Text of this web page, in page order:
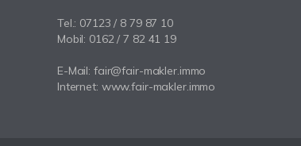
Tel.: 07123 / 8 79 87 10
Mobil: 0162 / 7 82 41 19
E-Mail: fair@fair-makler.immo
Internet: www.fair-makler.immo